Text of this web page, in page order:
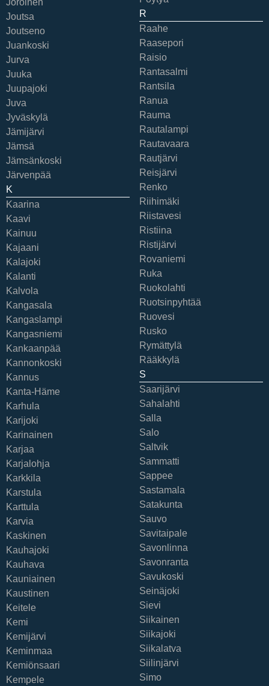
Joroinen
Joutsa
Joutseno
Juankoski
Jurva
Juuka
Juupajoki
Juva
Jyväskylä
Jämijärvi
Jämsä
Jämsänkoski
Järvenpää
K
Kaarina
Kaavi
Kainuu
Kajaani
Kalajoki
Kalanti
Kalvola
Kangasala
Kangaslampi
Kangasniemi
Kankaanpää
Kannonkoski
Kannus
Kanta-Häme
Karhula
Karijoki
Karinainen
Karjaa
Karjalohja
Karkkila
Karstula
Karttula
Karvia
Kaskinen
Kauhajoki
Kauhava
Kauniainen
Kaustinen
Keitele
Kemi
Kemijärvi
Keminmaa
Kemiönsaari
Kempele
R
Raahe
Raasepori
Raisio
Rantasalmi
Rantsila
Ranua
Rauma
Rautalampi
Rautavaara
Rautjärvi
Reisjärvi
Renko
Riihimäki
Riistavesi
Ristiina
Ristijärvi
Rovaniemi
Ruka
Ruokolahti
Ruotsinpyhtää
Ruovesi
Rusko
Rymättylä
Rääkkylä
S
Saarijärvi
Sahalahti
Salla
Salo
Saltvik
Sammatti
Sappee
Sastamala
Satakunta
Sauvo
Savitaipale
Savonlinna
Savonranta
Savukoski
Seinäjoki
Sievi
Siikainen
Siikajoki
Siikalatva
Siilinjärvi
Simo